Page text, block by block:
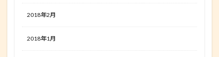
2018年2月
2018年1月